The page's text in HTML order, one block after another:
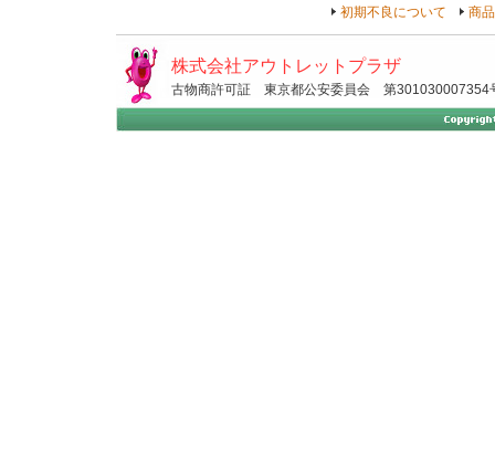
初期不良について
商
株式会社アウトレットプラザ
古物商許可証 東京都公安委員会 第301030007354